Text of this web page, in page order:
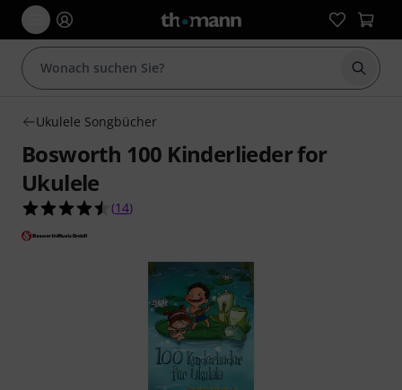
Suche
Ukulele Songbücher
Bosworth 100 Kinderlieder for
Ukulele
4.5 von 5 Sternen aus 14 Kundenbewertungen
(14)